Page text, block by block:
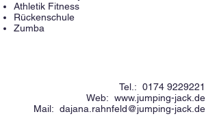
Athletik Fitness
Rückenschule
Zumba
Tel.: 0174 9229221
Web: www.jumping-jack.de
Mail: dajana.rahnfeld@jumping-jack.de